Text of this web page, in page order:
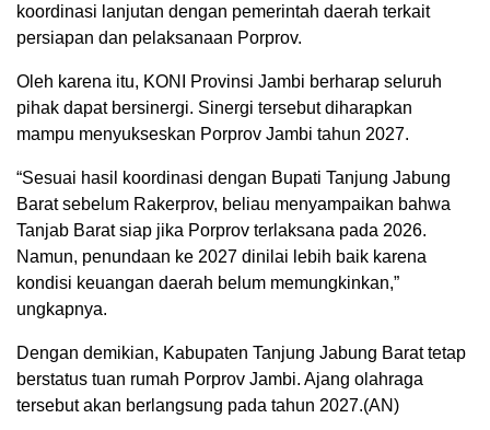
koordinasi lanjutan dengan pemerintah daerah terkait
persiapan dan pelaksanaan Porprov.
Oleh karena itu, KONI Provinsi Jambi berharap seluruh
pihak dapat bersinergi. Sinergi tersebut diharapkan
mampu menyukseskan Porprov Jambi tahun 2027.
“Sesuai hasil koordinasi dengan Bupati Tanjung Jabung
Barat sebelum Rakerprov, beliau menyampaikan bahwa
Tanjab Barat siap jika Porprov terlaksana pada 2026.
Namun, penundaan ke 2027 dinilai lebih baik karena
kondisi keuangan daerah belum memungkinkan,”
ungkapnya.
Dengan demikian, Kabupaten Tanjung Jabung Barat tetap
berstatus tuan rumah Porprov Jambi. Ajang olahraga
tersebut akan berlangsung pada tahun 2027.(AN)